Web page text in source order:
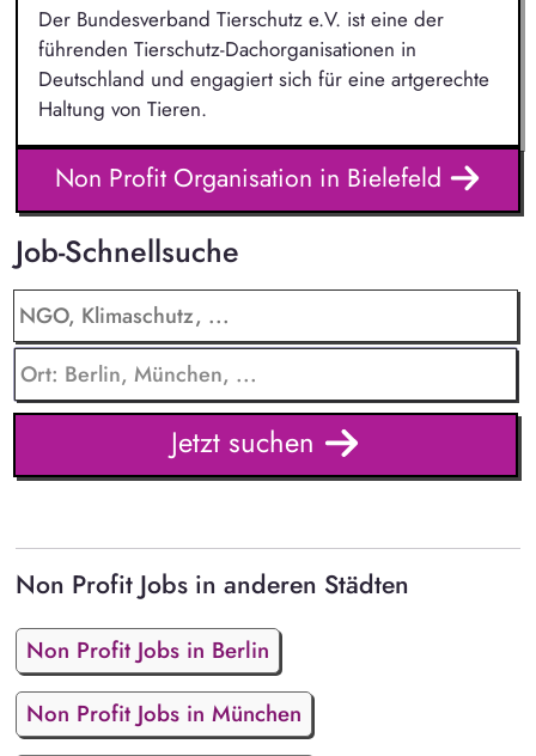
Der Bundesverband Tierschutz e.V. ist eine der
führenden Tierschutz-Dachorganisationen in
Deutschland und engagiert sich für eine artgerechte
Haltung von Tieren.
Non Profit Organisation in Bielefeld
Job-Schnellsuche
Jetzt suchen
Non Profit Jobs in anderen Städten
Non Profit Jobs in Berlin
Non Profit Jobs in München